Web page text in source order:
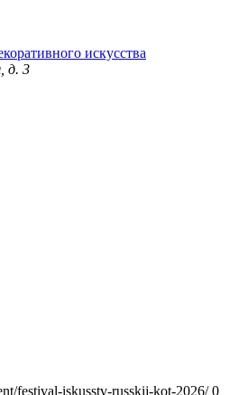
искусства
д. 3
festival-iskusstv-russkij-kot-2026/ 0